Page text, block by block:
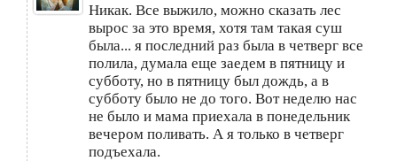
Никак. Все выжило, можно сказать лес
вырос за это время, хотя там такая суш
была... я последний раз была в четверг все
полила, думала еще заедем в пятницу и
субботу, но в пятницу был дождь, а в
субботу было не до того. Вот неделю нас
не было и мама приехала в понедельник
вечером поливать. А я только в четверг
подъехала.